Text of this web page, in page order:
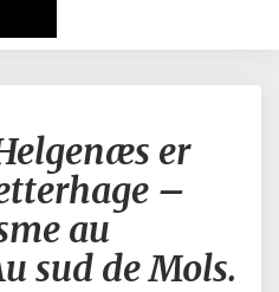
Helgenæs
er
andet
end
Sletterhage
–
er
–
au
sud de Mols.